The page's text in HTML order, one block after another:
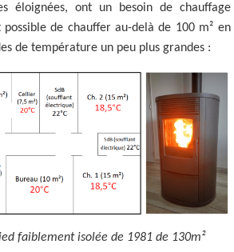
éloignées, ont un besoin de chauffage
de chauffer au-delà de 100 m² en
de température un peu plus grandes :
faiblement isolée de 1981 de 130m²